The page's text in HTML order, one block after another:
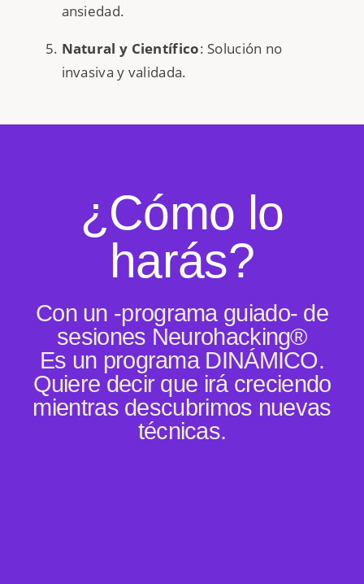
ansiedad.
Natural y Científico: Solución no
invasiva y validada.
¿Cómo lo
harás?
Con un -programa guiado- de
sesiones Neurohacking®
Es un programa DINÁMICO.
Quiere decir que irá creciendo
mientras descubrimos nuevas
técnicas.